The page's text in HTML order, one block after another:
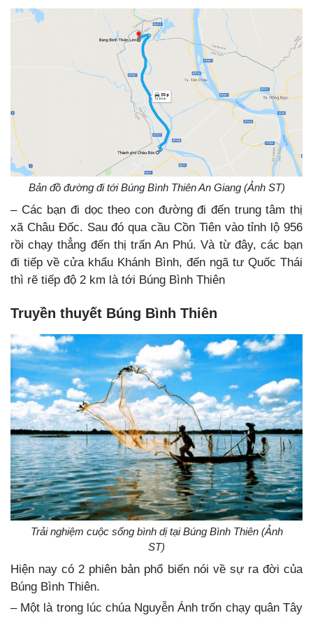
Bản đồ đường đi tới Búng Bình Thiên An Giang (Ảnh ST)
– Các bạn đi dọc theo con đường đi đến trung tâm thị
xã Châu Đốc. Sau đó qua cầu Cồn Tiên vào tỉnh lộ 956
rồi chạy thẳng đến thị trấn An Phú. Và từ đây, các bạn
đi tiếp về cửa khẩu Khánh Bình, đến ngã tư Quốc Thái
thì rẽ tiếp độ 2 km là tới Búng Bình Thiên
Truyền thuyết Búng Bình Thiên
Trải nghiệm cuộc sống bình dị tại Búng Bình Thiên (Ảnh
ST)
Hiện nay có 2 phiên bản phổ biến nói về sự ra đời của
Búng Bình Thiên.
– Một là trong lúc chúa Nguyễn Ánh trốn chạy quân Tây